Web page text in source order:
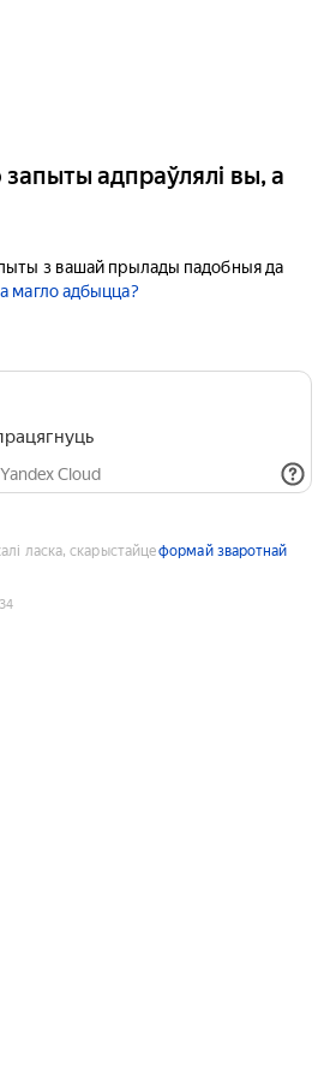
адпраўлялі вы, а
з вашай прылады падобныя да
магло адбыцца?
Cloud
ласка, скарыстайцеформай зваротнай